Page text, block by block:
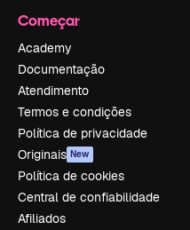
Começar
Academy
Documentação
Atendimento
Termos e condições
Política de privacidade
Originais New
Política de cookies
Central de confiabilidade
Afiliados